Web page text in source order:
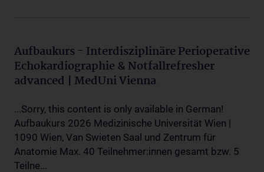
Aufbaukurs - Interdisziplinäre Perioperative
Echokardiographie & Notfallrefresher
advanced | MedUni Vienna
...Sorry, this content is only available in German!
Aufbaukurs 2026 Medizinische Universität Wien |
1090 Wien, Van Swieten Saal und Zentrum für
Anatomie Max. 40 Teilnehmer:innen gesamt bzw. 5
Teilne...